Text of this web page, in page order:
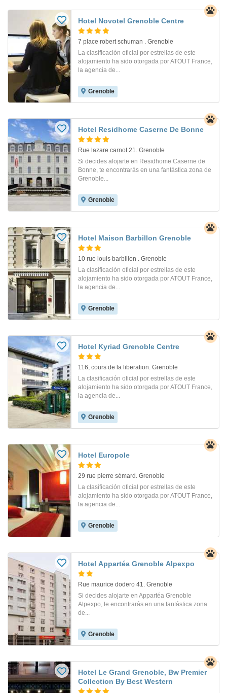
Hotel Novotel Grenoble Centre
7 place robert schuman . Grenoble
La clasificación oficial por estrellas de este
alojamiento ha sido otorgada por ATOUT France,
la agencia de...
Grenoble
Hotel Residhome Caserne De Bonne
Rue lazare carnot 21. Grenoble
Si decides alojarte en Residhome Caserne de
Bonne, te encontrarás en una fantástica zona de
Grenoble...
Grenoble
Hotel Maison Barbillon Grenoble
10 rue louis barbillon . Grenoble
La clasificación oficial por estrellas de este
alojamiento ha sido otorgada por ATOUT France,
la agencia de...
Grenoble
Hotel Kyriad Grenoble Centre
116, cours de la liberation. Grenoble
La clasificación oficial por estrellas de este
alojamiento ha sido otorgada por ATOUT France,
la agencia de...
Grenoble
Hotel Europole
29 rue pierre sémard. Grenoble
La clasificación oficial por estrellas de este
alojamiento ha sido otorgada por ATOUT France,
la agencia de...
Grenoble
Hotel Appartéa Grenoble Alpexpo
Rue maurice dodero 41. Grenoble
Si decides alojarte en Appartéa Grenoble
Alpexpo, te encontrarás en una fantástica zona
de...
Grenoble
Hotel Le Grand Grenoble, Bw Premier
Collection By Best Western